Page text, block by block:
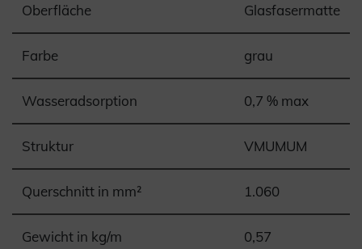
Oberfläche Glasfasermatte
Farbe grau
Wasseradsorption 0,7 % max
Struktur VMUMUM
Querschnitt in mm² 1.060
Gewicht in kg/m 0,57